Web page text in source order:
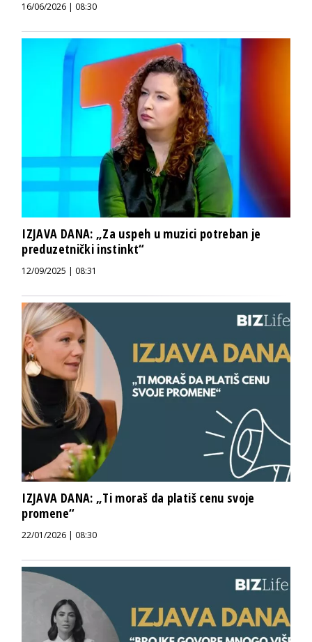
16/06/2026 | 08:30
IZJAVA DANA: „Za uspeh u muzici potreban je
preduzetnički instinkt“
12/09/2025 | 08:31
IZJAVA DANA: „Ti moraš da platiš cenu svoje
promene“
22/01/2026 | 08:30